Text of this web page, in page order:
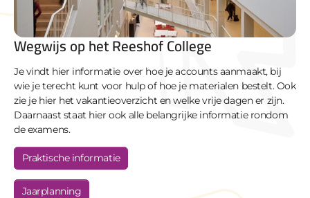
Wegwijs op het Reeshof College
Je vindt hier informatie over hoe je accounts aanmaakt, bij
wie je terecht kunt voor hulp of hoe je materialen bestelt. Ook
zie je hier het vakantieoverzicht en welke vrije dagen er zijn.
Daarnaast staat hier ook alle belangrijke informatie rondom
de examens.
Praktische informatie
Jaarplanning